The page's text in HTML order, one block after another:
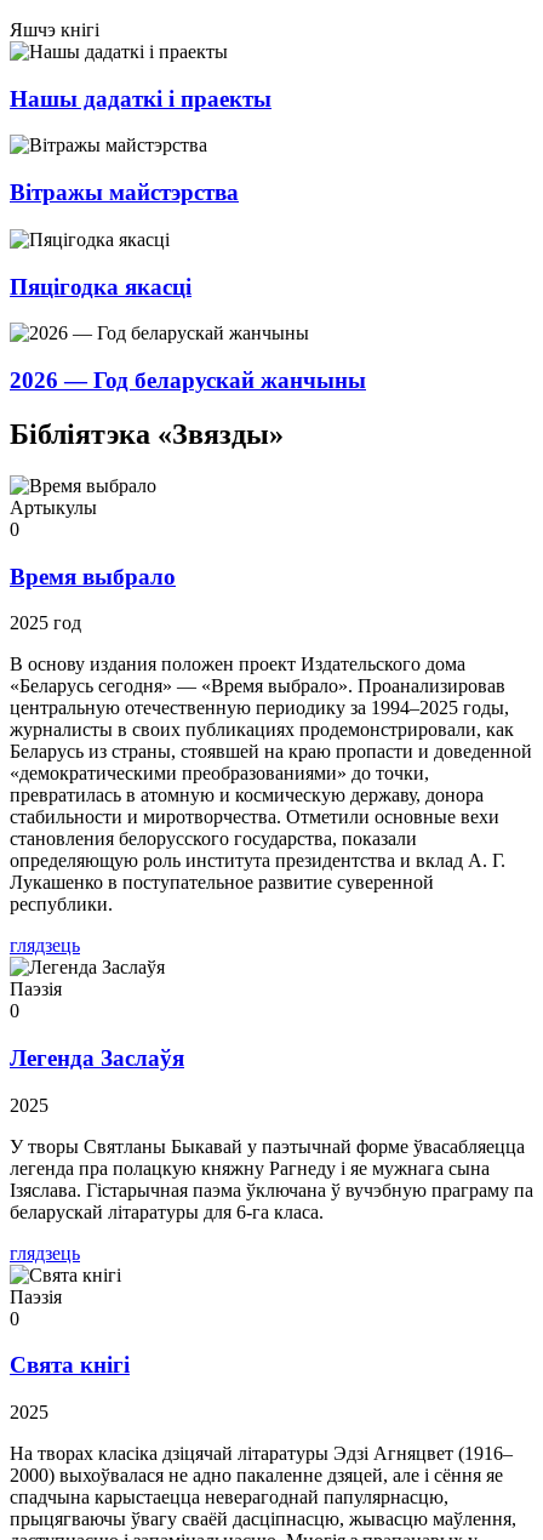
Яшчэ кнігі
Нашы дадаткі і праекты
Вітражы майстэрства
Пяцігодка якасці
2026 — Год беларускай жанчыны
Бібліятэка «Звязды»
Артыкулы
0
Время выбрало
2025 год
В основу издания положен проект Издательского дома
«Беларусь сегодня» — «Время выбрало». Проанализировав
центральную отечественную периодику за 1994–2025 годы,
журналисты в своих публикациях продемонстрировали, как
Беларусь из страны, стоявшей на краю пропасти и доведенной
«демократическими преобразованиями» до точки,
превратилась в атомную и космическую державу, донора
стабильности и миротворчества. Отметили основные вехи
становления белорусского государства, показали
определяющую роль института президентства и вклад А. Г.
Лукашенко в поступательное развитие суверенной
республики.
глядзець
Паэзія
0
Легенда Заслаўя
2025
У творы Святланы Быкавай у паэтычнай форме ўвасабляецца
легенда пра полацкую княжну Рагнеду і яе мужнага сына
Ізяслава. Гістарычная паэма ўключана ў вучэбную праграму па
беларускай літаратуры для 6-га класа.
глядзець
Паэзія
0
Свята кнігі
2025
На творах класіка дзіцячай літаратуры Эдзі Агняцвет (1916–
2000) выхоўвалася не адно пакаленне дзяцей, але і сёння яе
спадчына карыстаецца неверагоднай папулярнасцю,
прыцягваючы ўвагу сваёй дасціпнасцю, жывасцю маўлення,